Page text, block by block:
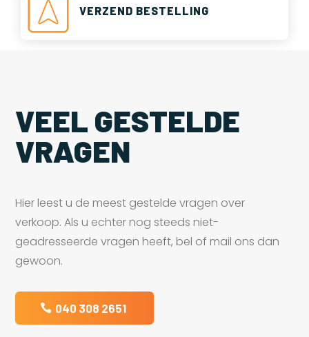
VERZEND BESTELLING
VEEL GESTELDE
VRAGEN
Hier leest u de meest gestelde vragen over
verkoop. Als u echter nog steeds niet-
geadresseerde vragen heeft, bel of mail ons dan
gewoon.
040 308 2651